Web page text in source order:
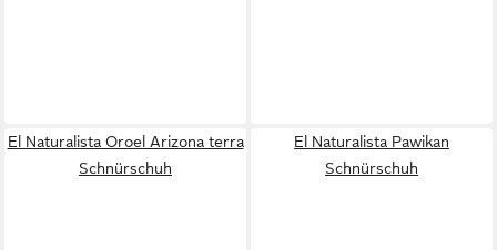
El Naturalista Oroel Arizona terra
Schnürschuh
El Naturalista Pawikan
Schnürschuh